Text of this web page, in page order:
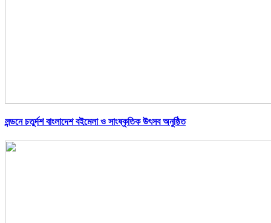
লন্ডনে চতুর্দশ বাংলাদেশ বইমেলা ও সাংষ্কৃতিক উৎসব অনুষ্ঠিত